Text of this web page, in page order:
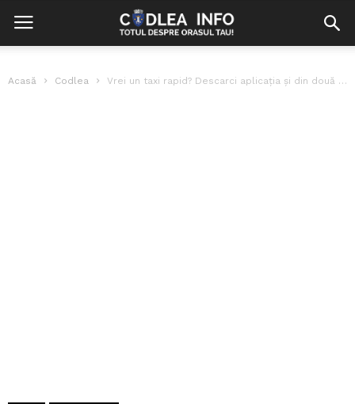
Acasă Codlea Vrei un taxi rapid? Descarci aplicația și din două click-uri Like Taxi...